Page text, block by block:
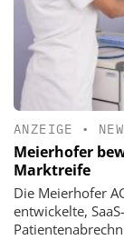
ANZEIGE •
Meierhofer
Marktreife
Die Meierhofer
entwickelte,